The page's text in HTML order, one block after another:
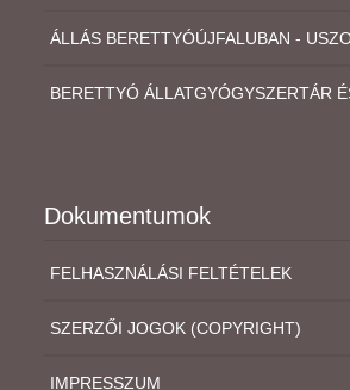
ÁLLÁS BERETTYÓÚJFALUBAN -
BERETTYÓ ÁLLATGYÓGYSZERTÁR
Dokumentumok
FELHASZNÁLÁSI FELTÉTELEK
SZERZŐI JOGOK (COPYRIGHT)
IMPRESSZUM